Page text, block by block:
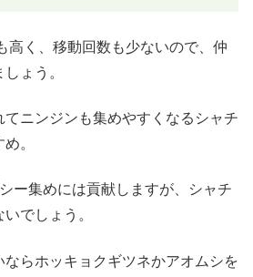
高く、移動回数も少ないので、仲
ょう。
てニンジンも集めやすくなるシャチ
。
ー集めには貢献しますが、シャチ
でしょう。
ならホッキョクギツネかアオムシを